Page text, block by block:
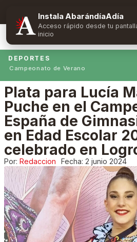
Suscríbete y obtén
DEPORTES
Campeonato de Verano
Plata para Lucía
Puche en el
España de
en Edad Escolar
celebrado en
Por: Redaccion Fecha: 2 junio 2024
Instala AbarándíaAdía
Acceso rápido desde tu
inicio